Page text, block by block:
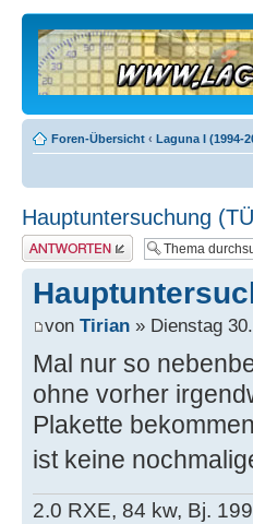
Foren-Übersicht ‹ Laguna I (1994-
Hauptuntersuchung
Antwort erstellen
von Tirian » Dienstag
Mal nur so
ohne vorher
Plakette
ist keine
2.0 RXE, 84 kw, Bj.